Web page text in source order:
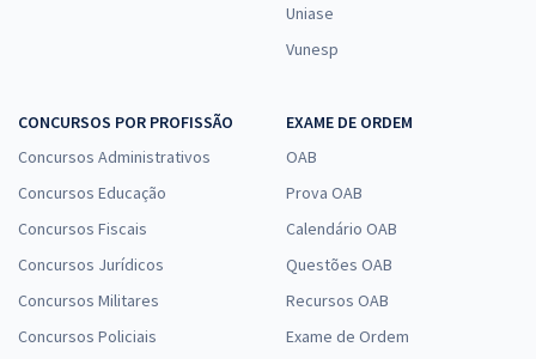
Uniase
Vunesp
CONCURSOS POR PROFISSÃO
Concursos Administrativos
Concursos Educação
Concursos Fiscais
Concursos Jurídicos
Concursos Militares
Concursos Policiais
EXAME DE ORDEM
OAB
Prova OAB
Calendário OAB
Questões OAB
Recursos OAB
Exame de Ordem